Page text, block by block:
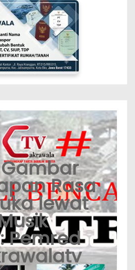
Rasa
lewat
Pemred